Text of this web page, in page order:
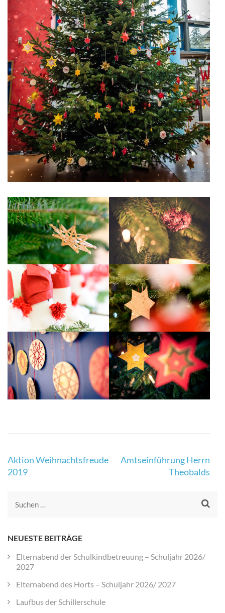
Beitragsnavigation
Aktion Weihnachtsfreude
2019
Amtseinführung Herrn
Theobalds
Suchen
NEUESTE BEITRÄGE
Elternabend der Schulkindbetreuung – Schuljahr 2026/
2027
Elternabend des Horts – Schuljahr 2026/ 2027
Laufbus der Schillerschule